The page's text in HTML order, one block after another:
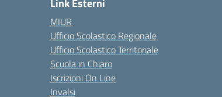
Link Esterni
MIUR
Ufficio Scolastico Regionale
Ufficio Scolastico Territoriale
Scuola in Chiaro
Iscrizioni On Line
Invalsi